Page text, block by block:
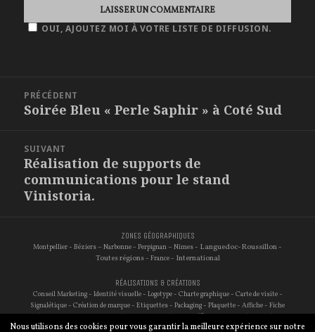
OUI, AJOUTEZ MOI À VOTRE LISTE DE DIFFUSION.
PRÉCÉDENT
Article
Soirée Bleu « Perle Saphir » à Coté Sud
SUIVANT
Article
suivant :
Réalisation de supports de
communications pour le stand
Vinistoria.
ZONES GÉOGRAPHIQUES
Montpellier - Béziers –Narbonne - Perpignan –Nimes - Languedoc-Roussillon -
Toutes régions - France- International
RÉALISATIONS & CRÉATIONS
Conseil Marketing- Identité visuelle- Logotype- Charte graphique- Carte de visite-
Signalétique - Création de marque - Etiquettes - Packaging - Plaquette - Affiche - Fiche
- - - - - -
Réseaux sociaux-E-commerce
Nous utilisons des cookies pour vous garantir la meilleure expérience sur notre